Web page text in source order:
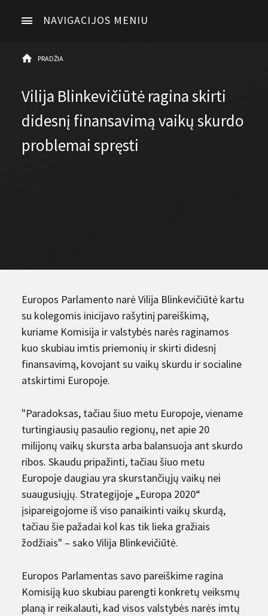
NAVIGACIJOS MENIU
PRADŽIA
Vilija Blinkevičiūtė ragina skirti
didesnį finansavimą vaikų skurdo
problemai spręsti
Europos Parlamento narė Vilija Blinkevičiūtė kartu
su kolegomis inicijavo rašytinį pareiškimą,
kuriame Komisija ir valstybės narės raginamos
kuo skubiau imtis priemonių ir skirti didesnį
finansavimą, kovojant su vaikų skurdu ir socialine
atskirtimi Europoje.
"Paradoksas, tačiau šiuo metu Europoje, viename
turtingiausių pasaulio regionų, net apie 20
milijonų vaikų skursta arba balansuoja ant skurdo
ribos. Skaudu pripažinti, tačiau šiuo metu
Europoje daugiau yra skurstančiųjų vaikų nei
suaugusiųjų. Strategijoje „Europa 2020“
įsipareigojome iš viso panaikinti vaikų skurdą,
tačiau šie pažadai kol kas tik lieka gražiais
žodžiais" – sako Vilija Blinkevičiūtė.
Europos Parlamentas savo pareiškime ragina
Komisiją kuo skubiau parengti konkretų veiksmų
planą ir reikalauti, kad visos valstybės narės imtų